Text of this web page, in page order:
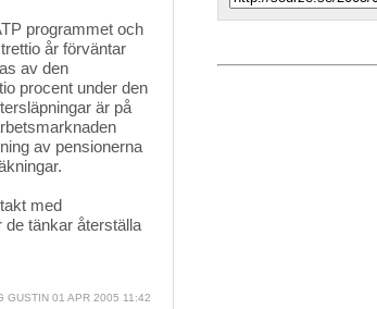
programmet och
år förväntar
av den
procent under den
är på
av pensionerna
med
de tänkar återställa
GUSTIN 01 APR 2005 11:42